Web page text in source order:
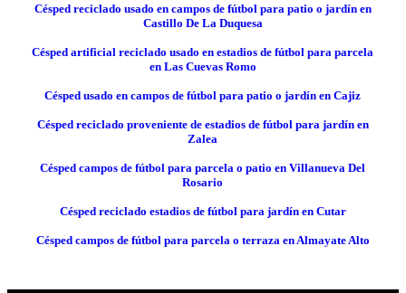
Césped reciclado usado en campos de fútbol para patio o jardín en
Castillo De La Duquesa
Césped artificial reciclado usado en estadios de fútbol para parcela
en Las Cuevas Romo
Césped usado en campos de fútbol para patio o jardín en Cajiz
Césped reciclado proveniente de estadios de fútbol para jardín en
Zalea
Césped campos de fútbol para parcela o patio en Villanueva Del
Rosario
Césped reciclado estadios de fútbol para jardín en Cutar
Césped campos de fútbol para parcela o terraza en Almayate Alto